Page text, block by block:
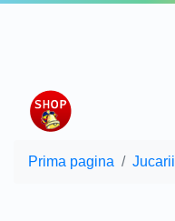
Prima pagina Jucarii